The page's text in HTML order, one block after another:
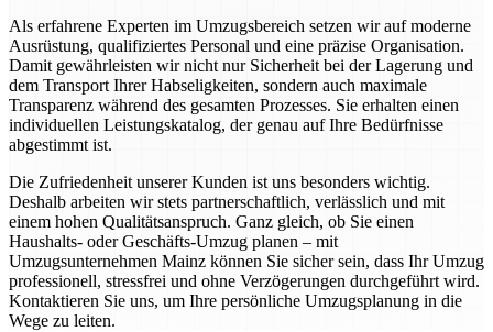
Als erfahrene Experten im Umzugsbereich setzen wir auf moderne
Ausrüstung, qualifiziertes Personal und eine präzise Organisation.
Damit gewährleisten wir nicht nur Sicherheit bei der Lagerung und
dem Transport Ihrer Habseligkeiten, sondern auch maximale
Transparenz während des gesamten Prozesses. Sie erhalten einen
individuellen Leistungskatalog, der genau auf Ihre Bedürfnisse
abgestimmt ist.
Die Zufriedenheit unserer Kunden ist uns besonders wichtig.
Deshalb arbeiten wir stets partnerschaftlich, verlässlich und mit
einem hohen Qualitätsanspruch. Ganz gleich, ob Sie einen
Haushalts- oder Geschäfts-Umzug planen – mit
Umzugsunternehmen Mainz können Sie sicher sein, dass Ihr Umzug
professionell, stressfrei und ohne Verzögerungen durchgeführt wird.
Kontaktieren Sie uns, um Ihre persönliche Umzugsplanung in die
Wege zu leiten.